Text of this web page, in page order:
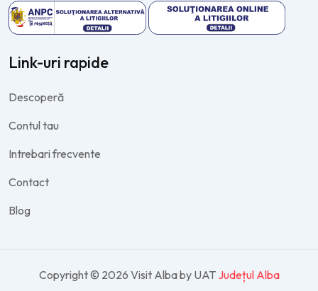
Link-uri rapide
Descoperă
Contul tau
Intrebari frecvente
Contact
Blog
Copyright © 2026 Visit Alba by UAT Județul Alba